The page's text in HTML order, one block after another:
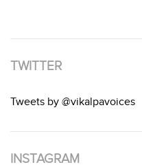
TWITTER
Tweets by @vikalpavoices
INSTAGRAM